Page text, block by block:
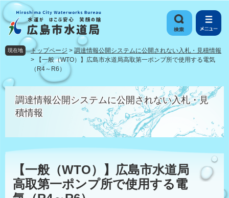
ペ
ー
先
す
。
メ
ニ
を
し
て
現在地 トップページ > 調達情報公開システムに公開されない入札・見積情報
>
【一般（WTO）】広島市水道局高取第一ポンプ所で使用する電気
（R4～R6）
調達情報公開システムに公開されない入札・見
積情報
本
【一般（WTO）】広島市水道局
高取第一ポンプ所で使用する電